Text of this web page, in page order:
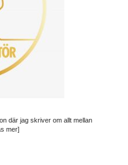
där jag skriver om allt mellan
mer]